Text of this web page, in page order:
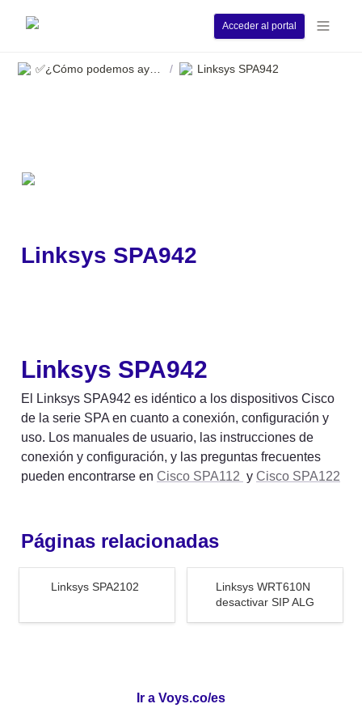
Acceder al portal
/ Linksys SPA942
Linksys SPA942
Linksys SPA942
El Linksys SPA942 es idéntico a los dispositivos Cisco
de la serie SPA en cuanto a conexión, configuración y
uso. Los manuales de usuario, las instrucciones de
conexión y configuración, y las preguntas frecuentes
pueden encontrarse en Cisco SPA112 y Cisco SPA122
Páginas relacionadas
Linksys SPA2102
desactivar SIP ALG
Linksys WRT610N
desactivar SIP ALG
Ir a Voys.co/es